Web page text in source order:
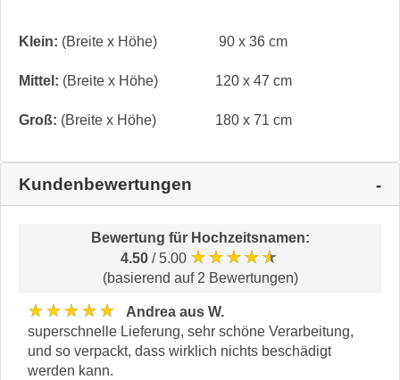
Klein: (Breite x Höhe) 90 x 36 cm
Mittel: (Breite x Höhe) 120 x 47 cm
Groß: (Breite x Höhe) 180 x 71 cm
Kundenbewertungen
Bewertung für Hochzeitsnamen:
4.50 / 5.00 ★★★★★
(basierend auf 2 Bewertungen)
★★★★★
Andrea aus W.
superschnelle Lieferung, sehr schöne Verarbeitung,
und so verpackt, dass wirklich nichts beschädigt
werden kann.